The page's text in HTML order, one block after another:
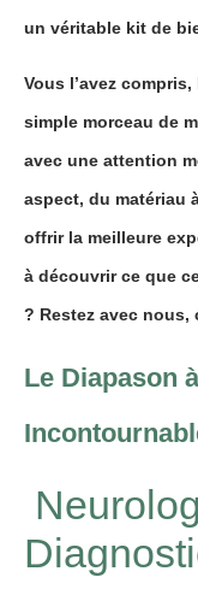
un véritable kit de
Vous l’avez
simple morceau de
avec une attention
aspect, du matériau
offrir la meilleure
à découvrir ce que
? Restez avec nous,
Le Diapason